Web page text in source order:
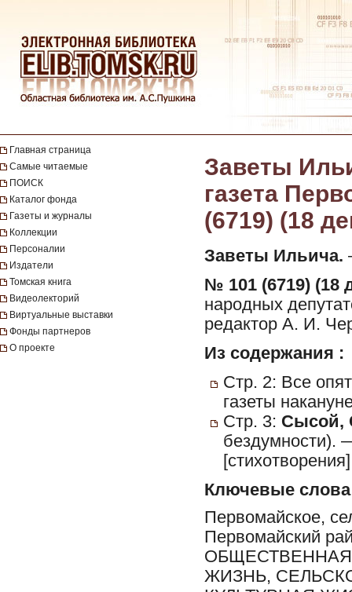
Главная страница
Самые читаемые
ПОИСК
Каталог фонда
Газеты и журналы
Коллекции
Персоналии
Издатели
Томская книга
Видеолекторий
Виртуальные выставки
Фонды партнеров
О проекте
Заветы
газета
(6719) (18
Заветы Ильича.
№ 101 (6719) (18
народных
редактор А. И.
Из содержания :
Стр. 2: Все
газеты
Стр. 3: Сысой,
бездумности).
Ключевые слова
Первомайское,
Первомайский
ЖИЗНЬ,